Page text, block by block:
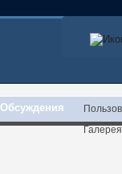
Обсуждения
Галерея